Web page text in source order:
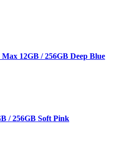
12GB / 256GB Deep Blue
/ 256GB Soft Pink